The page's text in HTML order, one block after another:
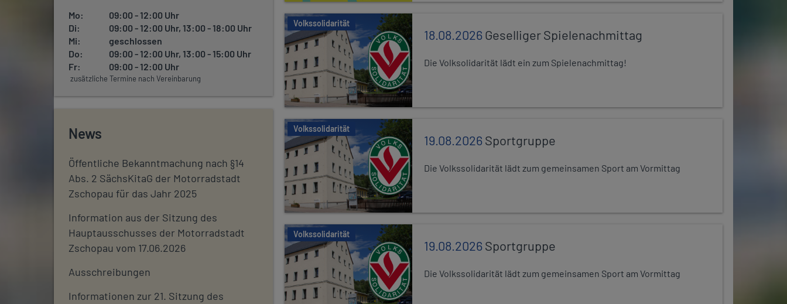
Mo:
09:00 - 12:00 Uhr
Di:
09:00 - 12:00 Uhr, 13:00 - 18:00 Uhr
Mi:
geschlossen
Do:
09:00 - 12:00 Uhr, 13:00 - 15:00 Uhr
Fr:
09:00 - 12:00 Uhr
zusätzliche Termine nach Vereinbarung
News
Öffentliche Bekanntmachung nach §14
Abs. 2 SächsKitaG der Motorradstadt
Zschopau für das Jahr 2025
Information aus der Sitzung des
Hauptausschusses der Motorradstadt
Zschopau vom 17.06.2026
Ausschreibungen
Informationen zur 21. Sitzung des
Volkssolidarität
18.08.2026Geselliger Spielenachmittag
Die Volksolidarität lädt ein zum Spielenachmittag!
Volkssolidarität
19.08.2026Sportgruppe
Die Volkssolidarität lädt zum gemeinsamen Sport am Vormittag
Volkssolidarität
19.08.2026Sportgruppe
Die Volkssolidarität lädt zum gemeinsamen Sport am Vormittag